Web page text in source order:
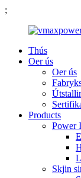
;
Thús
Oer ús
Oer ús
Products
Power
Skjin